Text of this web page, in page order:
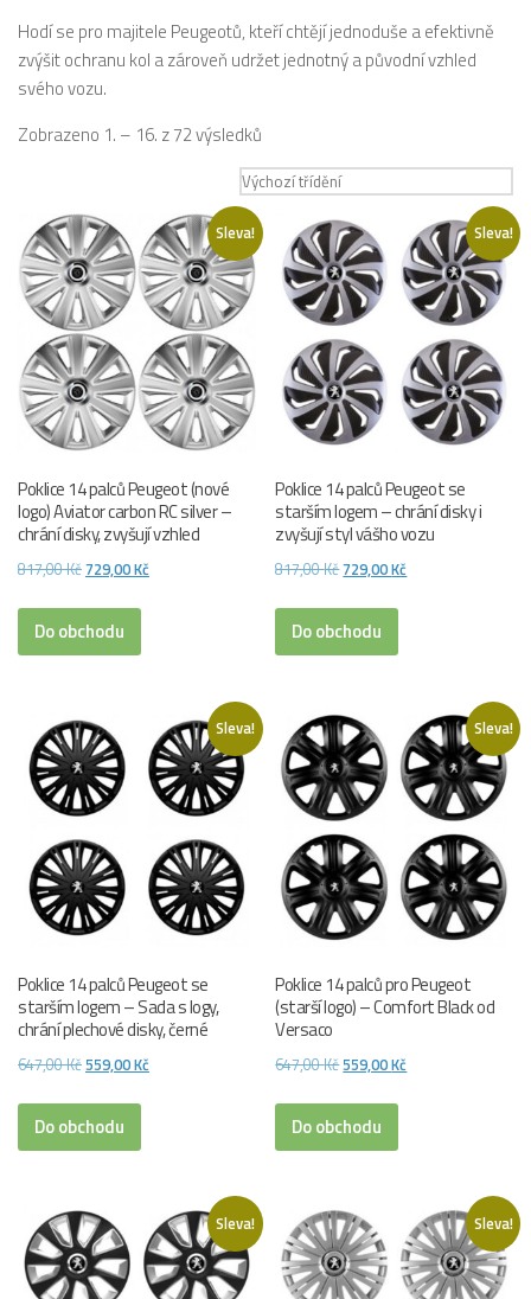
Hodí se pro majitele Peugeotů, kteří chtějí jednoduše a efektivně
zvýšit ochranu kol a zároveň udržet jednotný a původní vzhled
svého vozu.
Zobrazeno 1. – 16. z 72 výsledků
Sleva!
Poklice 14 palců Peugeot (nové
logo) Aviator carbon RC silver –
chrání disky, zvyšují vzhled
817,00KčPůvodní
byla:
817,00 Kč.
729,00Kč
Do obchodu
Sleva!
Poklice 14 palců Peugeot se
starším logem – chrání disky i
zvyšují styl vášho vozu
817,00KčPůvodní
byla:
817,00 Kč.
729,00Kč
Do obchodu
Sleva!
Poklice 14 palců Peugeot se
starším logem – Sada s logy,
chrání plechové disky, černé
647,00Kč Původní
byla:
647,00 Kč.
559,00Kč
Do obchodu
Sleva!
Poklice 14 palců pro Peugeot
(starší logo) – Comfort Black od
Versaco
647,00KčPůvodní
byla:
647,00 Kč.
559,00Kč
Do obchodu
Sleva! Sleva!